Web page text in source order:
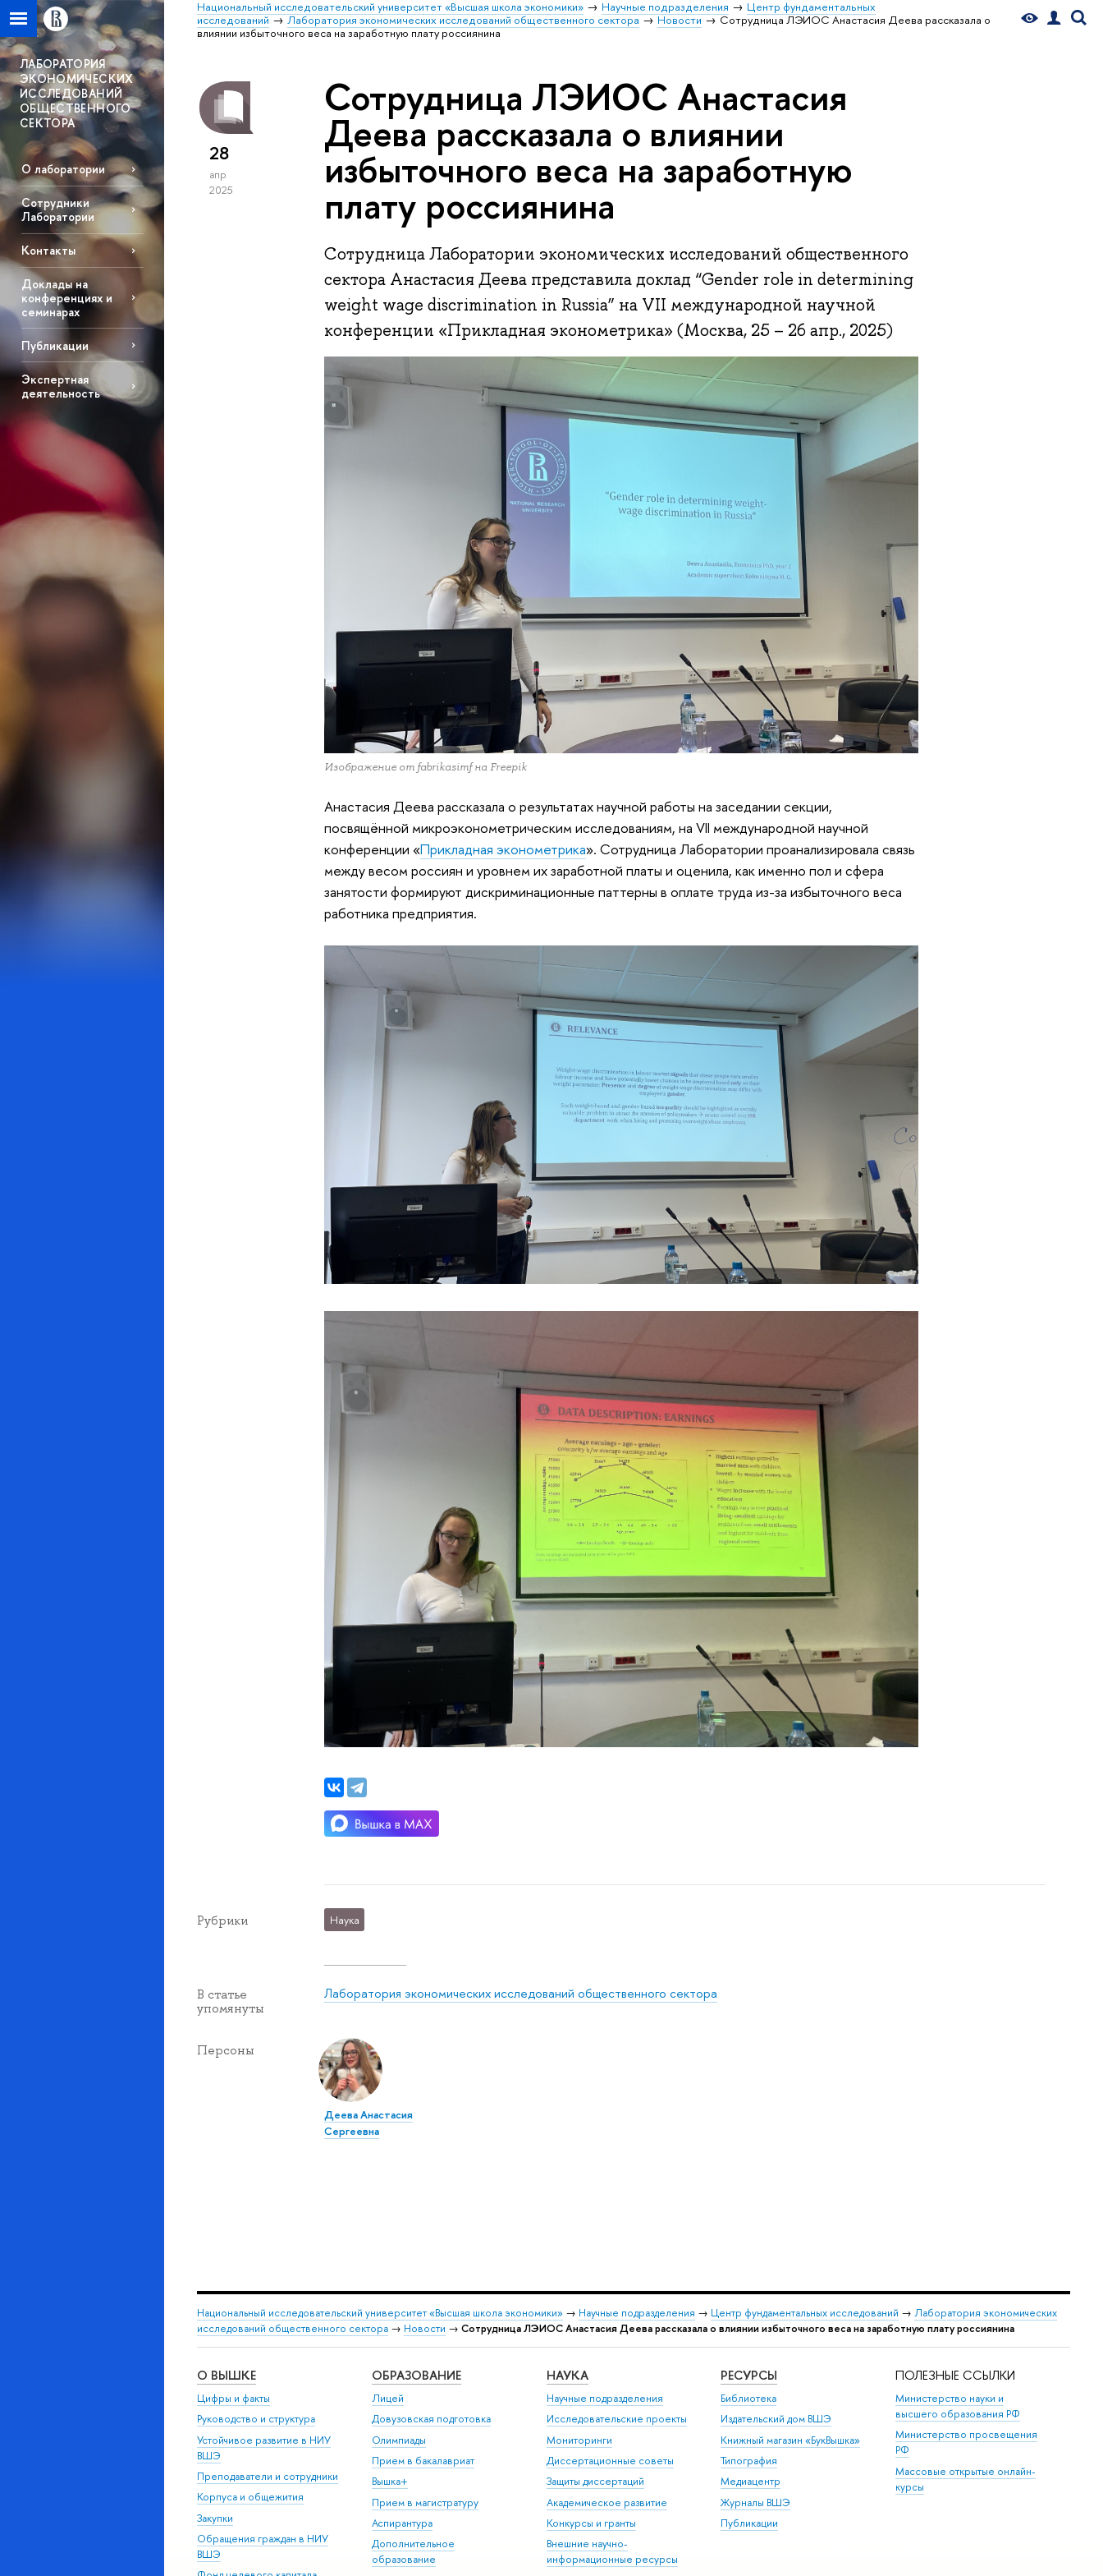
Национальный исследовательский университет «Высшая школа экономики» Научные подразделения
Центр фундаментальных
исследований
Лаборатория экономических исследований общественного сектора Новости
Сотрудница ЛЭИОС Анастасия Деева рассказала о
влиянии избыточного веса на заработную плату россиянина
ЛАБОРАТОРИЯ
ЭКОНОМИЧЕСКИХ
ИССЛЕДОВАНИЙ
ОБЩЕСТВЕННОГО
СЕКТОРА
О лаборатории
Сотрудники
Лаборатории
Контакты
Доклады на
конференциях и
семинарах
Публикации
Экспертная
деятельность
28
апр
2025
Сотрудница ЛЭИОС Анастасия
Деева рассказала о влиянии
избыточного веса на заработную
плату россиянина
Сотрудница Лаборатории экономических исследований общественного
сектора Анастасия Деева представила доклад “Gender role in determining
weight wage discrimination in Russia” на VII международной научной
конференции «Прикладная эконометрика» (Москва, 25 – 26 апр., 2025)
Изображение от fabrikasimf на Freepik
Анастасия Деева рассказала о результатах научной работы на заседании секции,
посвящённой микроэконометрическим исследованиям, на VII международной научной
конференции «Прикладная эконометрика». Сотрудница Лаборатории проанализировала связь
между весом россиян и уровнем их заработной платы и оценила, как именно пол и сфера
занятости формируют дискриминационные паттерны в оплате труда из-за избыточного веса
работника предприятия.
Рубрики Наука
В статье
упомянуты
Лаборатория экономических исследований общественного сектора
Персоны
Деева Анастасия
Сергеевна
Национальный исследовательский университет «Высшая школа экономики» → Научные подразделения → Центр фундаментальных исследований → Лаборатория экономических
исследований общественного сектора → Новости → Сотрудница ЛЭИОС Анастасия Деева рассказала о влиянии избыточного веса на заработную плату россиянина
О ВЫШКЕ
Цифры и факты
Руководство и структура
Устойчивое развитие в НИУ
ВШЭ
Преподаватели и сотрудники
Корпуса и общежития
Закупки
Обращения граждан в НИУ
ВШЭ
ОБРАЗОВАНИЕ
Лицей
Довузовская подготовка
Олимпиады
Прием в бакалавриат
Вышка+
Прием в магистратуру
Аспирантура
Дополнительное
образование
НАУКА
Научные подразделения
Исследовательские проекты
Мониторинги
Диссертационные советы
Защиты диссертаций
Академическое развитие
Конкурсы и гранты
Внешние научно-
информационные ресурсы
РЕСУРСЫ
Библиотека
Издательский дом ВШЭ
Книжный магазин «БукВышка»
Типография
Медиацентр
Журналы ВШЭ
Публикации
ПОЛЕЗНЫЕ ССЫЛКИ
Министерство науки и
высшего образования РФ
Министерство просвещения
РФ
Массовые открытые онлайн-
курсы